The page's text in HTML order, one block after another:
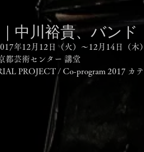
中川裕貴、バンド
年12月12日（火）～12月14日（木）
都芸術センター 講堂
PROJECT / Co-program 2017 カ